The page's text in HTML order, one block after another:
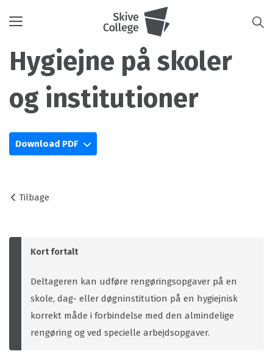
Toggle
Hygiejne på skoler
og institutioner
Download PDF
Tilbage
Kort fortalt
Deltageren kan udføre rengøringsopgaver på en
skole, dag- eller døgninstitution på en hygiejnisk
korrekt måde i forbindelse med den almindelige
rengøring og ved specielle arbejdsopgaver.